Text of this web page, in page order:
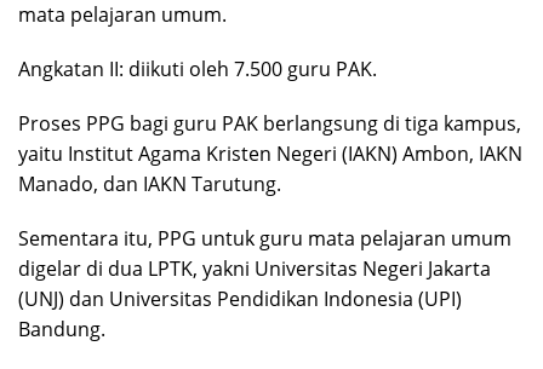
mata pelajaran umum.
Angkatan II: diikuti oleh 7.500 guru PAK.
Proses PPG bagi guru PAK berlangsung di tiga kampus,
yaitu Institut Agama Kristen Negeri (IAKN) Ambon, IAKN
Manado, dan IAKN Tarutung.
Sementara itu, PPG untuk guru mata pelajaran umum
digelar di dua LPTK, yakni Universitas Negeri Jakarta
(UNJ) dan Universitas Pendidikan Indonesia (UPI)
Bandung.